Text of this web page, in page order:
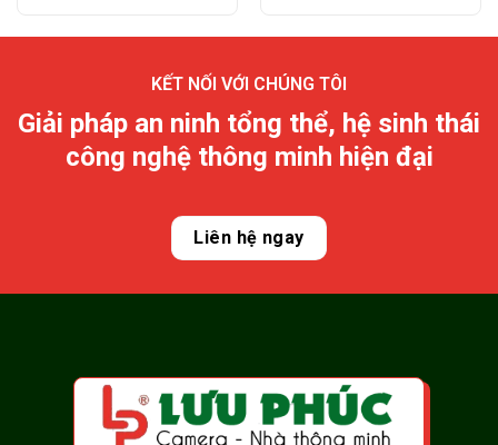
KẾT NỐI VỚI CHÚNG TÔI
Giải pháp an ninh tổng thể, hệ sinh thái
công nghệ thông minh hiện đại
Liên hệ ngay